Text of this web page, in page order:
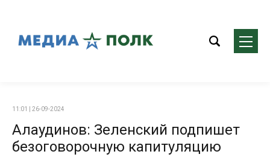
11:01 | 26-09-2024
Алаудинов: Зеленский подпишет
безоговорочную капитуляцию